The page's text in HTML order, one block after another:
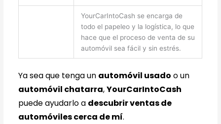
YourCarIntoCash se encarga de
todo el papeleo y la logística, lo que
hace que el proceso de venta de su
automóvil sea fácil y sin estrés.
Ya sea que tenga un automóvil usado o un
automóvil chatarra,YourCarIntoCash
puede ayudarlo a descubrir ventas de
automóviles cerca de mí.